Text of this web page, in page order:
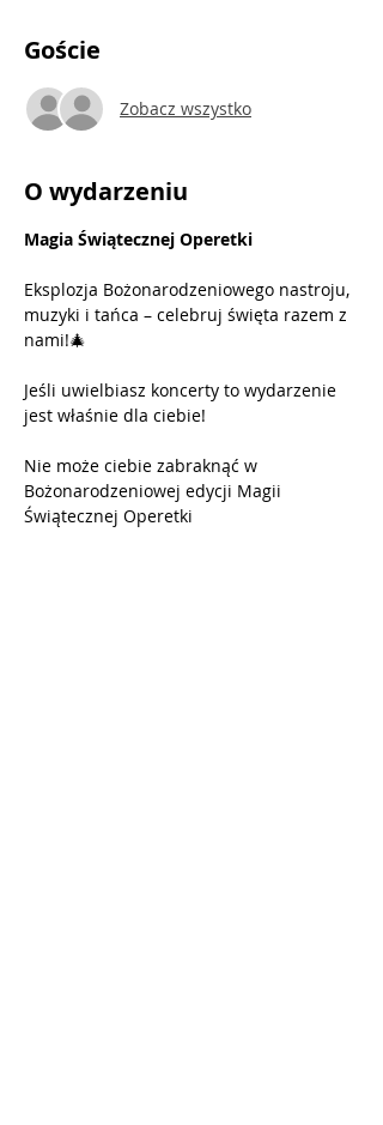
Goście
Zobacz wszystko
O wydarzeniu
Magia Świątecznej Operetki
Eksplozja Bożonarodzeniowego nastroju,
muzyki i tańca – celebruj święta razem z
nami!🎄
Jeśli uwielbiasz koncerty to wydarzenie
jest właśnie dla ciebie!
Nie może ciebie zabraknąć w
Bożonarodzeniowej edycji Magii
Świątecznej Operetki